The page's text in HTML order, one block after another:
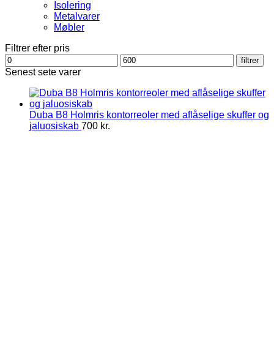
Isolering
Metalvarer
Møbler
Filtrer efter pris
Mindste
pris
Højeste
pris
filtrer
Senest sete varer
Duba B8 Holmris kontorreoler med aflåselige skuffer og
jaluosiskab 700 kr.